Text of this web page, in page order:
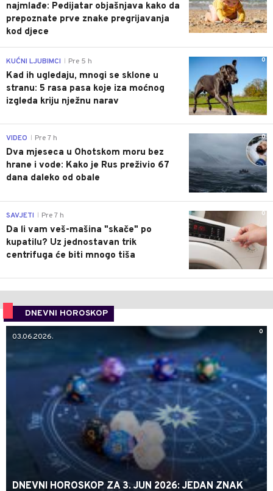
najmlađe: Pedijatar objašnjava kako da
prepoznate prve znake pregrijavanja
kod djece
0
KUĆNI LJUBIMCI Pre 5 h
Kad ih ugledaju, mnogi se sklone u
stranu: 5 rasa pasa koje iza moćnog
izgleda kriju nježnu narav
0
VIDEO Pre 7 h
Dva mjeseca u Ohotskom moru bez
hrane i vode: Kako je Rus preživio 67
dana daleko od obale
0
SAVJETI Pre 7 h
Da li vam veš-mašina "skače" po
kupatilu? Uz jednostavan trik
centrifuga će biti mnogo tiša
DNEVNI HOROSKOP
0
03.06.2026.
DNEVNI HOROSKOP ZA 3. JUN 2026: JEDAN ZNAK